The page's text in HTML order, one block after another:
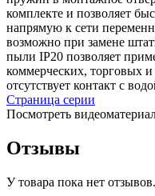
комплекте и позволяет
напрямую к сети
возможно при замене
пыли IP20 позволяет
коммерческих, торговых
отсутствует контакт с
Страница серии
Посмотреть
Отзывы
У товара пока нет